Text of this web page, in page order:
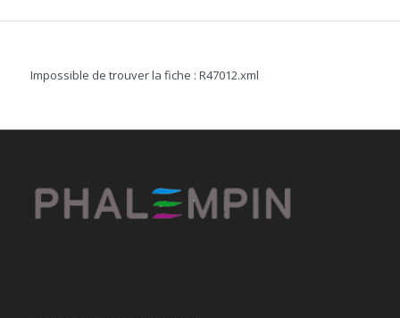
Impossible de trouver la fiche : R47012.xml